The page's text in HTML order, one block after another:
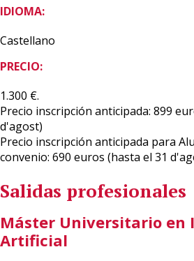
IDIOMA:
Castellano
PRECIO:
1.300 €.
Precio inscripción anticipada: 899
d'agost)
Precio inscripción anticipada para
convenio: 690 euros (hasta el 31
Salidas profesionales
Máster Universitario en
Artificial